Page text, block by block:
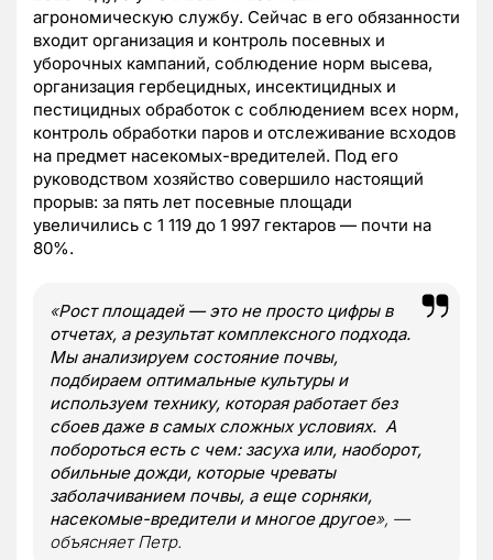
агрономическую службу. Сейчас в его обязанности
входит организация и контроль посевных и
уборочных кампаний, соблюдение норм высева,
организация гербецидных, инсектицидных и
пестицидных обработок с соблюдением всех норм,
контроль обработки паров и отслеживание всходов
на предмет насекомых-вредителей. Под его
руководством хозяйство совершило настоящий
прорыв: за пять лет посевные площади
увеличились с 1 119 до 1 997 гектаров — почти на
80%.
«Рост площадей — это не просто цифры в
отчетах, а результат комплексного подхода.
Мы анализируем состояние почвы,
подбираем оптимальные культуры и
используем технику, которая работает без
сбоев даже в самых сложных условиях. А
побороться есть с чем: засуха или, наоборот,
обильные дожди, которые чреваты
заболачиванием почвы, а еще сорняки,
насекомые-вредители и многое другое», —
объясняет Петр.